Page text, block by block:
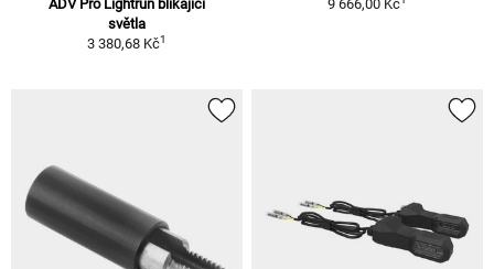
ADV Pro Lightrun blikající
světla
3 380,68 Kč1
9 666,00 Kč